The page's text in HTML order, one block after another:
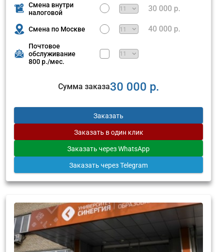
Смена внутри
налоговой
30 000 р.
Смена по Москве 40 000 р.
Почтовое
обслуживание
800 р./мес.
Сумма заказа30 000 р.
Заказать
Заказать в один клик
Заказать через WhatsApp
Заказать через Telegram